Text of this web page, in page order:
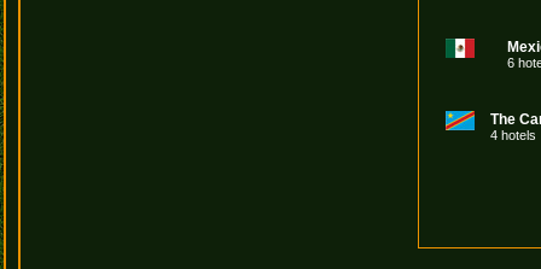
6
The
4 hotels